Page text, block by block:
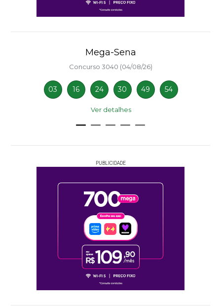
Mega-Sena
Concurso 3040 (04/08/26)
03 16 24 30 49 54
Ver detalhes
PUBLICIDADE